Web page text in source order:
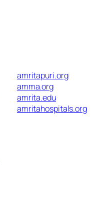
amritapuri.org
amma.org
amrita.edu
amritahospitals.org